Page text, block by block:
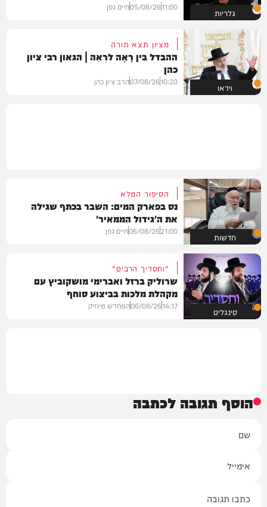
גלריות 11:00
05/08/26חיים גפן
וידאו
מציון תצא תורה
ההבדל בין רָאָה לרְאֵה | הגאון רבי ציון
כהן
10:20
07/08/26הרב ציון כהן
חדשות
הסיפור המלא
נס בפארק המים: השבר בכתף שגילה
את ה'גידול הממאיר'
21:00
06/08/26חיים גפן
סינגלים
"וחסדיך הרבים"
שרוליק ברזל ואברימי מושקוביץ עם
מקהלת מלכות בביצוע סוחף
14:17
06/08/26המחדש מיוזיק
הוסף תגובה לכתבה